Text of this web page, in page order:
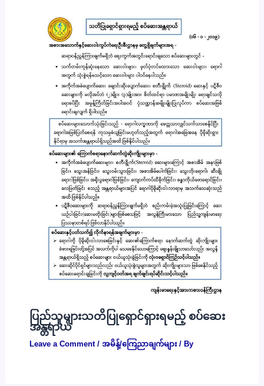
ပြည်သူများသတိပြုရှောင်ရှားရမည့် စပ်ဆေး
အန္တရာယ်
Leave a Comment / အမိန့်/ကြေညာချက်များ/ By